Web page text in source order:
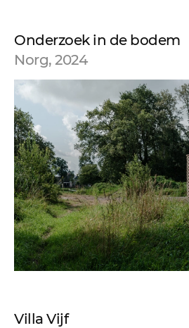
Onderzoek in de bodem
Norg, 2024
Villa Vijf